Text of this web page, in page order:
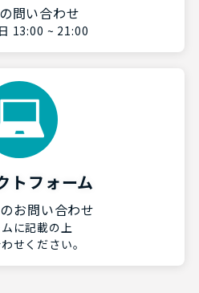
問い合わせ
13:00 ~ 21:00
トフォーム
お問い合わせ
に記載の上
せください。